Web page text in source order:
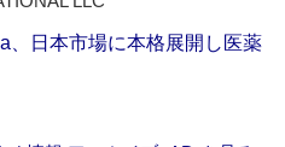
、日本市場に本格展開し医薬